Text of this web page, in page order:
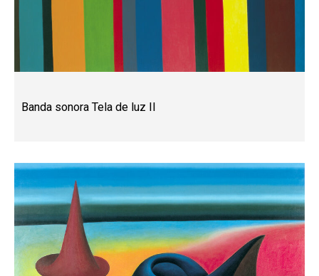
Banda sonora Tela de luz II